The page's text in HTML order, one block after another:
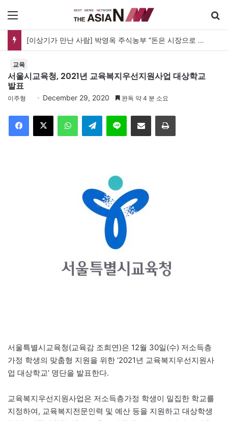
[신간] 대통령의 등 뒤 1미터…“보이지 않는 자리에서 누구를 지킨다는 것”
교육
서울시교육청, 2021년 교육복지우선지원사업 대상학교
발표
이주형 December 29, 2020 완독 약 4 분 소요
Telegram 이메일
서울특별시교육청(교육감 조희연)은 12월 30일(수) 저소득층
가정 학생의 맞춤형 지원을 위한 ‘2021년 교육복지우선지원사
업 대상학교’ 명단을 발표한다.
교육복지우선지원사업은 저소득층가정 학생이 밀집한 학교를
지정하여, 교육복지전문인력 및 예산 등을 지원하고 대상학생